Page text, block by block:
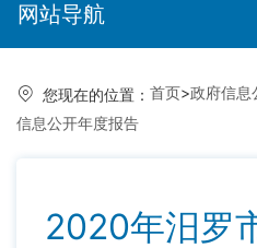
网站导航
您现在的位置： 首页>政府信息
信息公开年度报告
2020年汨罗